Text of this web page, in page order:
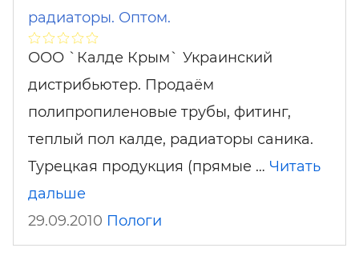
радиаторы. Оптом.
ООО `Калде Крым` Украинский
дистрибьютер. Продаём
полипропиленовые трубы, фитинг,
теплый пол калде, радиаторы саника.
Турецкая продукция (прямые … Читать
дальше
29.09.2010 Пологи